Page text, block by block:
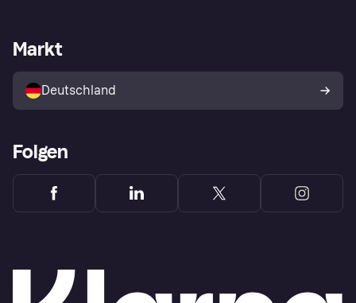
Klarna App
Shops entdecken
Käuferschutzrichtlinie
Dein Widerrufsrecht
Händlerportal
Markt
Deutschland
Folgen